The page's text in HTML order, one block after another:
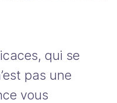
qui se
pas une
vous